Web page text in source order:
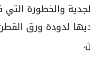
والخطورة
عام 2005، وخلال تصديها